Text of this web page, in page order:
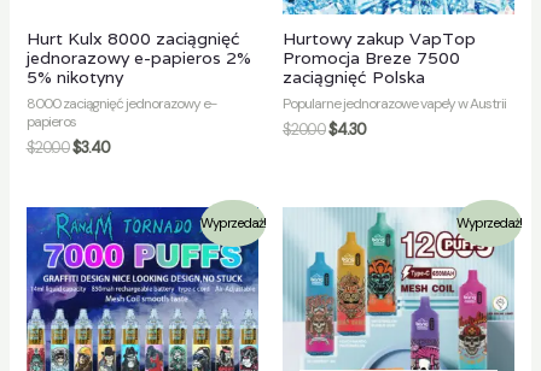
Hurt Kulx 8000 zaciągnięć
jednorazowy e-papieros 2%
5% nikotyny
8000 zaciągnięć jednorazowy e-
papieros
$20.00$3.40
Hurtowy zakup VapTop
Promocja Breze 7500
zaciągnięć Polska
Popularne jednorazowe vape'y w Austrii
$20.00$4.30
Wyprzedaż! Wyprzedaż!